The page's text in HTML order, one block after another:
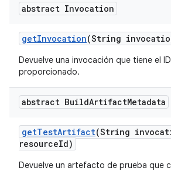
abstract Invocation
getInvocation(String
Devuelve una invocación que tiene el
proporcionado.
abstract BuildArtifactMetadata
getTestArtifact(String
resourceId)
Devuelve un artefacto de prueba que